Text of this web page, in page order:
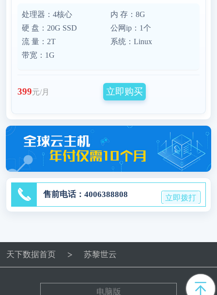
处理器：4核心
硬 盘：20G SSD
流 量：2T
带宽：1G
内 存：8G
公网ip：1个
系统：Linux
399元/月 立即购买
售前电话：4006388808 立即拨打
天下数据首页 苏黎世云
电脑版